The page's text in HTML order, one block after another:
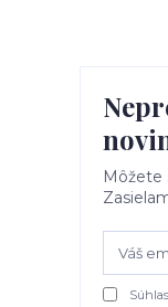
Môžete